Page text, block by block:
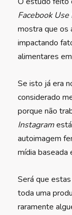
Facebook
mostra que os
impactando
alimentares
Se isto já era
considerado
porque não
Instagram
autoimagem
mídia baseada
Será que
toda uma
raramente